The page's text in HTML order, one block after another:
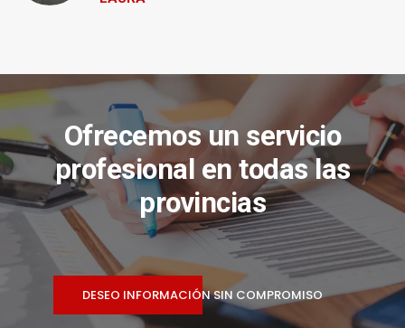
Ofrecemos un servicio
profesional en todas las
provincias
DESEO INFORMACIÓN SIN COMPROMISO